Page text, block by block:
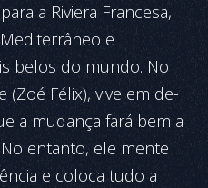
a Riviera Fran­cesa,
e
belos do mundo. No
(Zoé Félix), vive em de­
a mudança fará bem a
entanto, ele mente
e coloca tudo a